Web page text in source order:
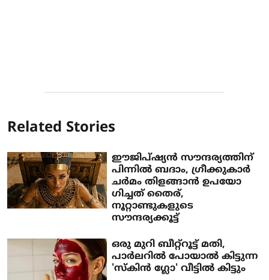
Related Stories
ഈജിപ്ഷ്യൻ സൗന്ദര്യത്തിന്
പിന്നിൽ ബദാം, ​ഗ്രീക്കുകാർ
ചർമം തിളങ്ങാൻ ഉപയോ​
ഗിച്ചത് തൈര്,
നൂറ്റാണ്ടുകളുടെ
സൗന്ദര്യക്കൂട്ട്
ഒരു മുറി ബീറ്റ്റൂട്ട് മതി,
പാർലറിൽ പോയാൽ കിട്ടുന്ന
'സ്കിൻ ​ഗ്ലോ' വീട്ടിൽ കിട്ടും